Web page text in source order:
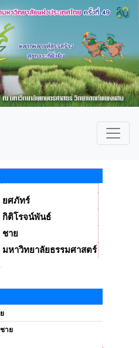
ยศภัทร์
กิติโรจน์พันธ์
ชาย
มหาวิทยาลัยธรรมศาสตร์
าย